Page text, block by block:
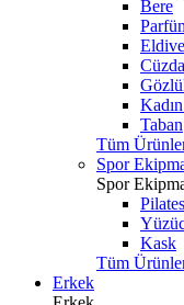
Bere
Taban
Tüm
Spor
Spor
Kask
Tüm
Erkek